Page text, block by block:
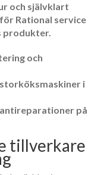
och självklart
Rational service
produkter.
och
i
på
tillverkare